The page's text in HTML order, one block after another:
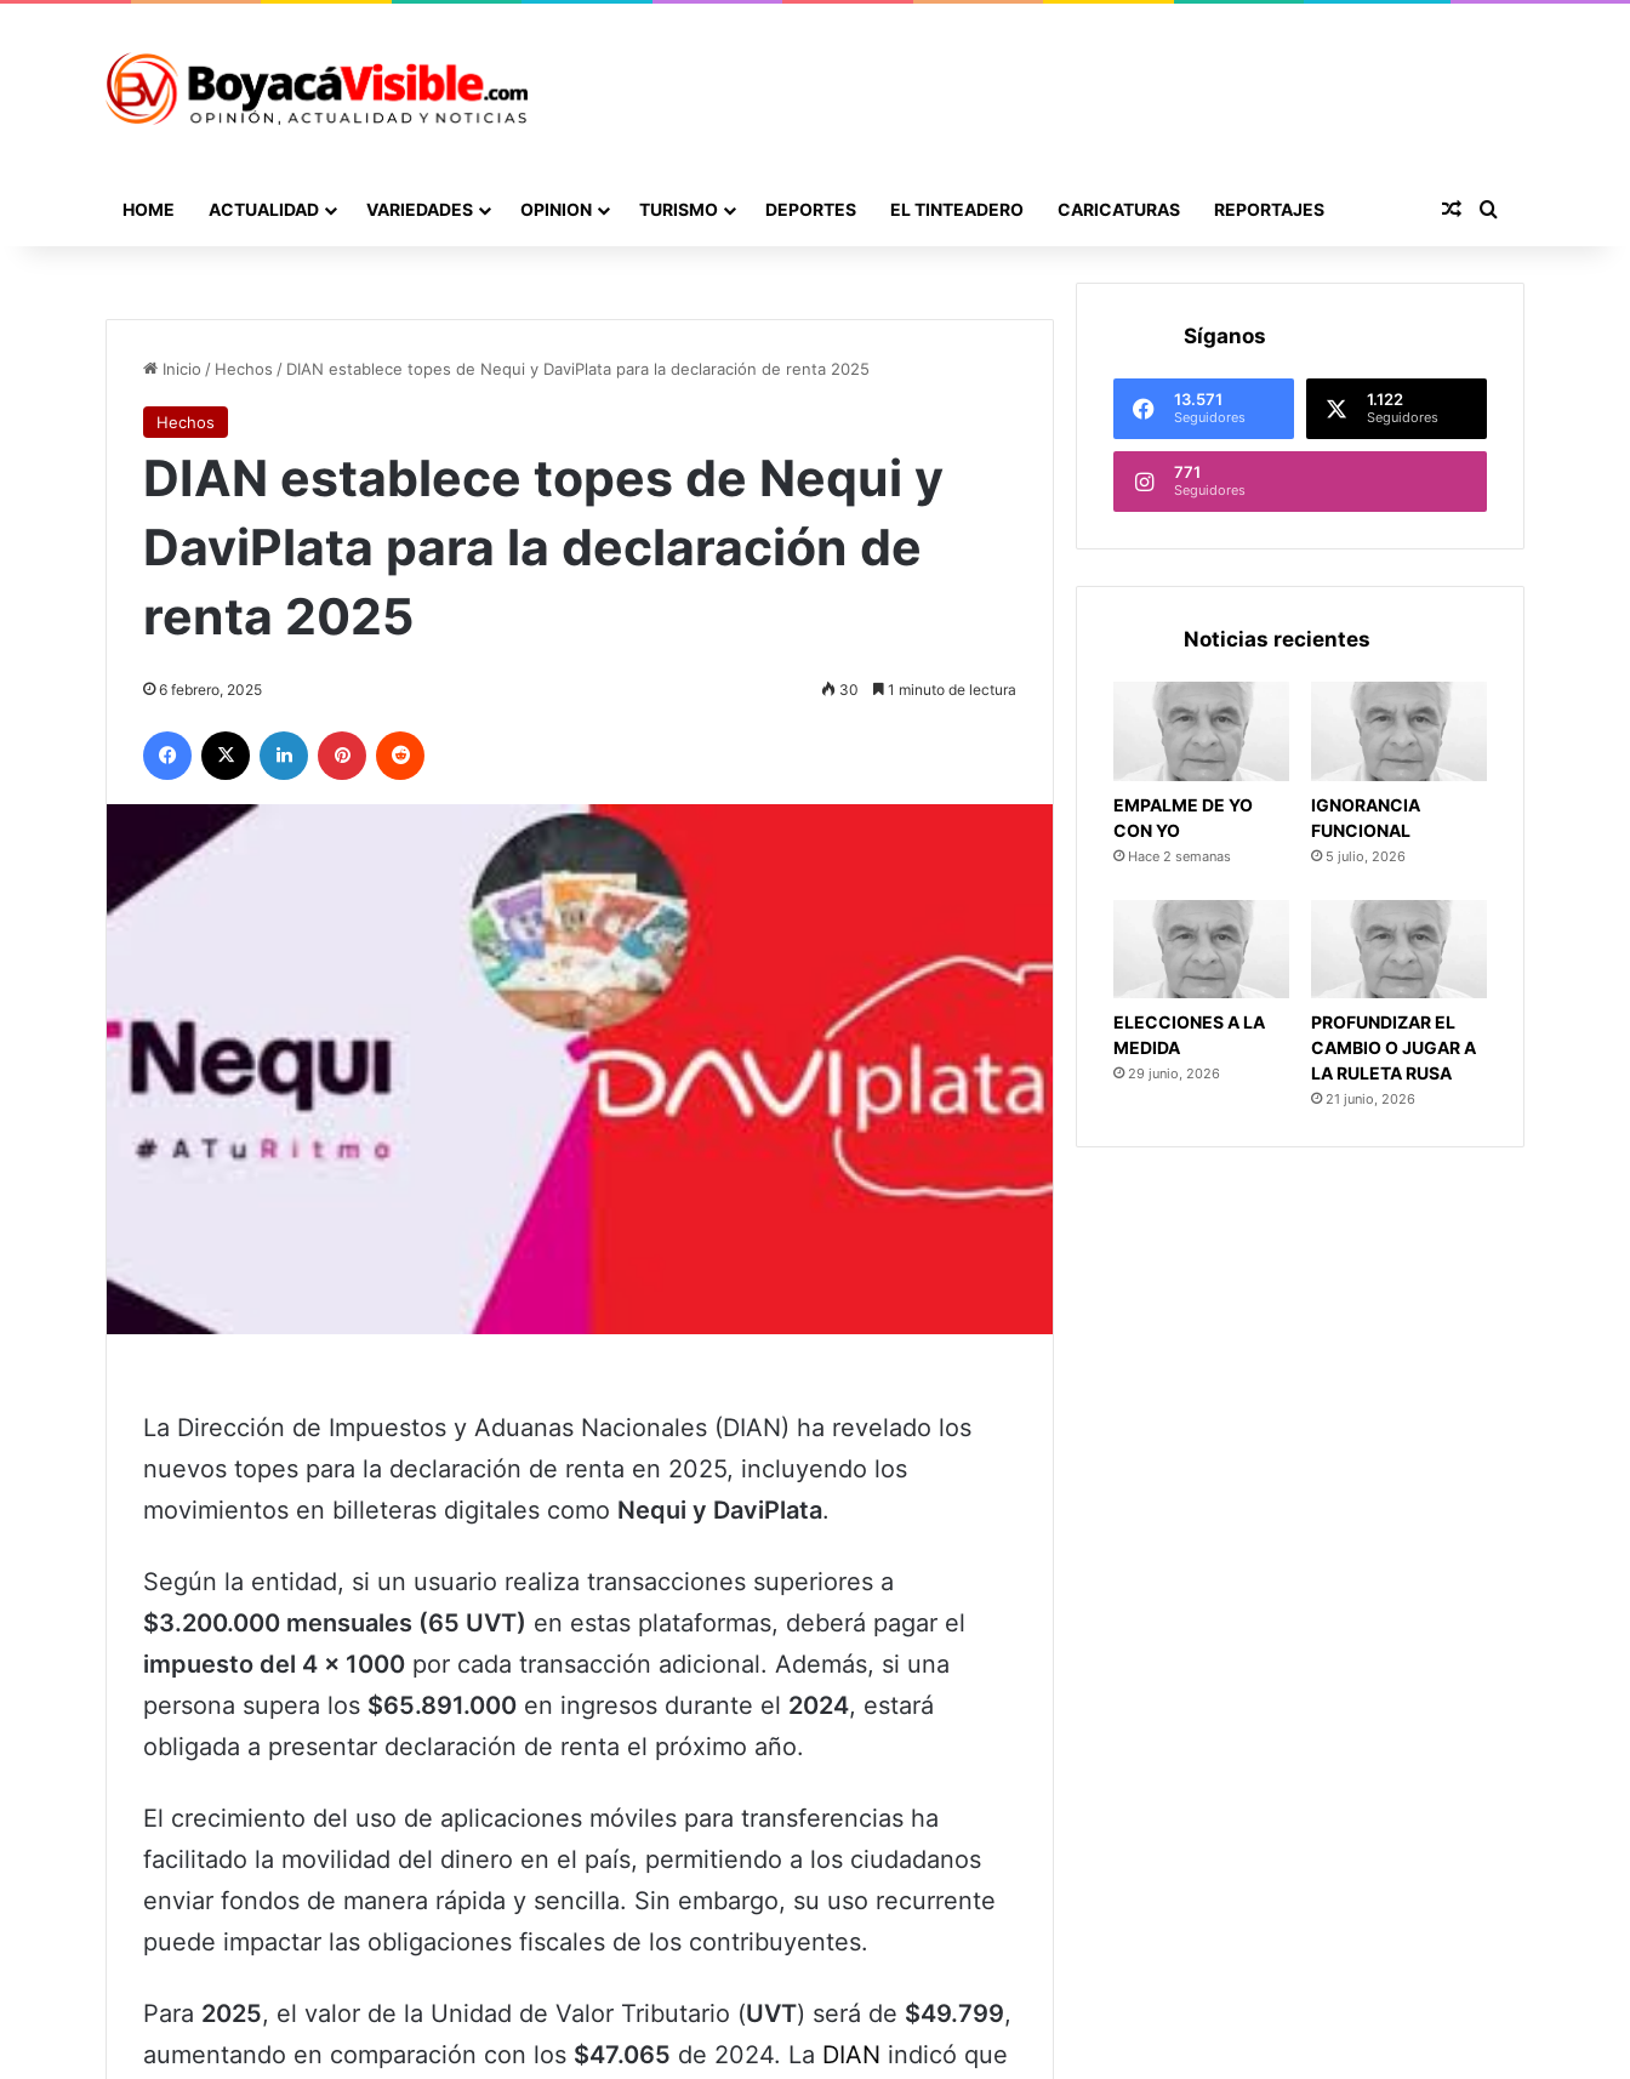
HOME ACTUALIDAD VARIEDADES OPINION TURISMO DEPORTES EL TINTEADERO CARICATURAS REPORTAJES Publicación al
Inicio / Hechos / DIAN establece topes de Nequi y DaviPlata para la declaración de renta 2025
Hechos
DIAN establece topes de Nequi y
DaviPlata para la declaración de
renta 2025
6 febrero, 2025 30 1 minuto de lectura
Facebook LinkedIn Pinterest
La Dirección de Impuestos y Aduanas Nacionales (DIAN) ha revelado los
nuevos topes para la declaración de renta en 2025, incluyendo los
movimientos en billeteras digitales como Nequi y DaviPlata.
Según la entidad, si un usuario realiza transacciones superiores a
$3.200.000 mensuales (65 UVT) en estas plataformas, deberá pagar el
impuesto del 4 × 1000 por cada transacción adicional. Además, si una
persona supera los $65.891.000 en ingresos durante el 2024, estará
obligada a presentar declaración de renta el próximo año.
El crecimiento del uso de aplicaciones móviles para transferencias ha
facilitado la movilidad del dinero en el país, permitiendo a los ciudadanos
enviar fondos de manera rápida y sencilla. Sin embargo, su uso recurrente
puede impactar las obligaciones fiscales de los contribuyentes.
Para 2025, el valor de la Unidad de Valor Tributario (UVT) será de $49.799,
aumentando en comparación con los $47.065 de 2024. La DIAN indicó que
Síganos
13.571
Seguidores
1.122
Seguidores
771
Seguidores
Noticias recientes
EMPALME DE YO
CON YO
Hace 2 semanas
IGNORANCIA
FUNCIONAL
5 julio, 2026
ELECCIONES A LA
MEDIDA
29 junio, 2026
PROFUNDIZAR EL
CAMBIO O JUGAR A
LA RULETA RUSA
21 junio, 2026